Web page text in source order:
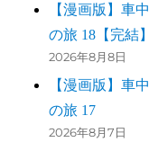
【漫画版】車
の旅 18【完結】
2026年8月8日
【漫画版】車
の旅 17
2026年8月7日